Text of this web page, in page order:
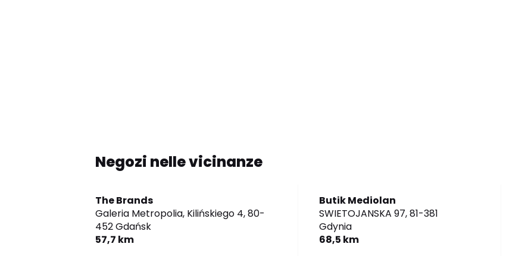
Negozi nelle vicinanze
The Brands
Galeria Metropolia, Kilińskiego 4,80-
452 Gdańsk
57,7 km
Butik Mediolan
SWIETOJANSKA 97,81-381
Gdynia
68,5 km